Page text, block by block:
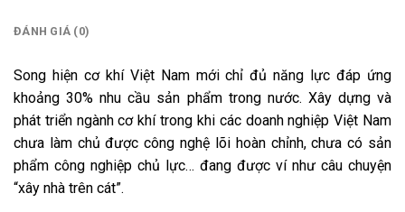
ĐÁNH GIÁ (0)
Song hiện cơ khí Việt Nam mới chỉ đủ năng lực đáp ứng
khoảng 30% nhu cầu sản phẩm trong nước. Xây dựng và
phát triển ngành cơ khí trong khi các doanh nghiệp Việt Nam
chưa làm chủ được công nghệ lõi hoàn chỉnh, chưa có sản
phẩm công nghiệp chủ lực… đang được ví như câu chuyện
“xây nhà trên cát”.